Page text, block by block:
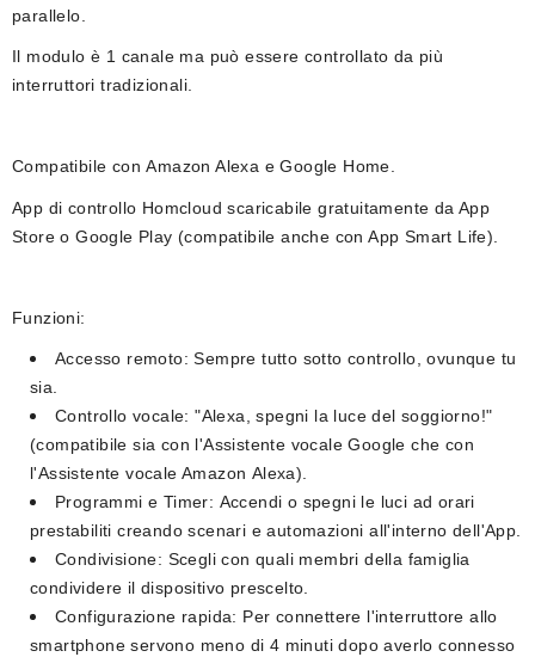
parallelo.
Il modulo è 1 canale ma può essere controllato da più
interruttori tradizionali.
Compatibile con Amazon Alexa e Google Home.
App di controllo Homcloud scaricabile gratuitamente da App
Store o Google Play (compatibile anche con App Smart Life).
Funzioni:
Accesso remoto: Sempre tutto sotto controllo, ovunque tu
sia.
Controllo vocale: "Alexa, spegni la luce del soggiorno!"
(compatibile sia con l'Assistente vocale Google che con
l'Assistente vocale Amazon Alexa).
Programmi e Timer: Accendi o spegni le luci ad orari
prestabiliti creando scenari e automazioni all'interno dell'App.
Condivisione: Scegli con quali membri della famiglia
condividere il dispositivo prescelto.
Configurazione rapida: Per connettere l'interruttore allo
smartphone servono meno di 4 minuti dopo averlo connesso